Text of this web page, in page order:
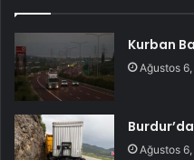
Kurban
Ağustos
Ağustos